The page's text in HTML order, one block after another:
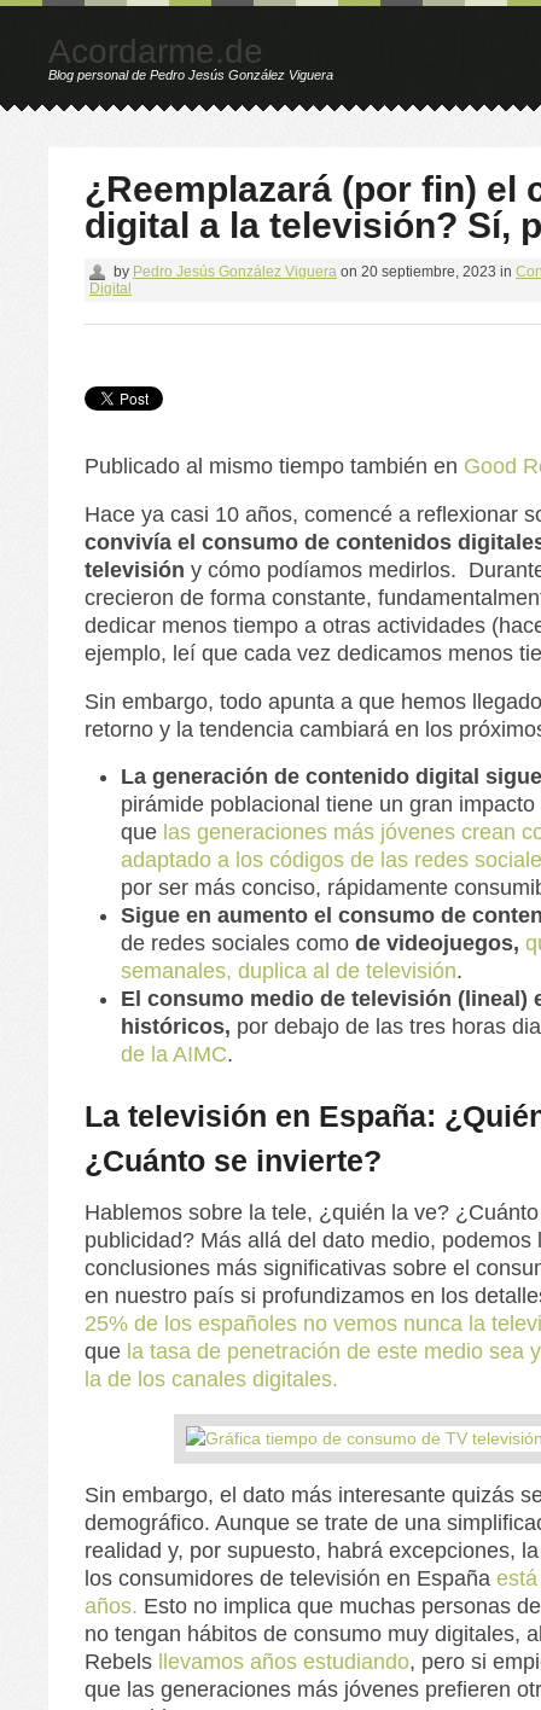
Acordarme.de
Blog personal de Pedro Jesús González Viguera
¿Reemplazará (por fin) el
digital a la televisión? Sí,
by Pedro Jesús González Viguera on 20 septiembre, 2023 in
Digital
Publicado al mismo tiempo también en Good
Hace ya casi 10 años, comencé a reflexionar
convivía el consumo de contenidos
televisión y cómo podíamos medirlos.
crecieron de forma constante,
dedicar menos tiempo a otras actividades
ejemplo, leí que cada vez dedicamos menos
Sin embargo, todo apunta a que hemos
retorno y la tendencia cambiará en los
La generación de contenido digital
pirámide poblacional tiene un gran
que las generaciones más jóvenes crean
adaptado a los códigos de las redes
por ser más conciso, rápidamente
Sigue en aumento el consumo de
de redes sociales como de videojuegos,
semanales, duplica al de televisión.
El consumo medio de televisión (lineal)
históricos, por debajo de las tres horas
de la AIMC.
La televisión en España:
¿Cuánto se invierte?
Hablemos sobre la tele, ¿quién la ve?
publicidad? Más allá del dato medio, podemos
conclusiones más significativas sobre el
en nuestro país si profundizamos en los
25% de los españoles no vemos nunca la
que la tasa de penetración de este medio sea
la de los canales digitales.
Sin embargo, el dato más interesante quizás
demográfico. Aunque se trate de una
realidad y, por supuesto, habrá excepciones,
los consumidores de televisión en España
años. Esto no implica que muchas personas
no tengan hábitos de consumo muy digitales,
Rebels llevamos años estudiando, pero si
que las generaciones más jóvenes prefieren